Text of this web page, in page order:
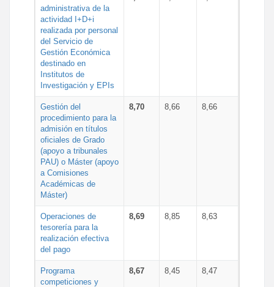
administrativa de la
actividad I+D+i
realizada por personal
del Servicio de
Gestión Económica
destinado en
Institutos de
Investigación y EPIs
Gestión del
procedimiento para la
admisión en títulos
oficiales de Grado
(apoyo a tribunales
PAU) o Máster (apoyo
a Comisiones
Académicas de
Máster)
8,70 8,66 8,66
Operaciones de
tesorería para la
realización efectiva
del pago
8,69 8,85 8,63
Programa
competiciones y
8,67 8,45 8,47